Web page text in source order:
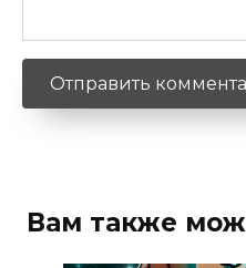
Вам также